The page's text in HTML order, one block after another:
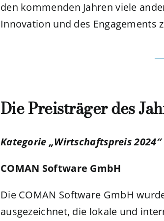
den kommenden Jahren viele
Innovation und des Engagements
Die Preisträger des
Kategorie „Wirtschaftspreis 2024″
COMAN Software GmbH
Die COMAN Software GmbH
ausgezeichnet, die lokale und